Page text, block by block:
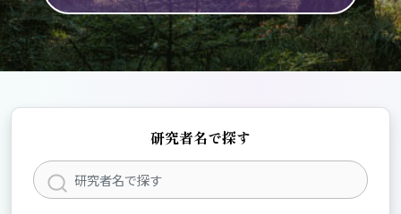
研究者名で探す